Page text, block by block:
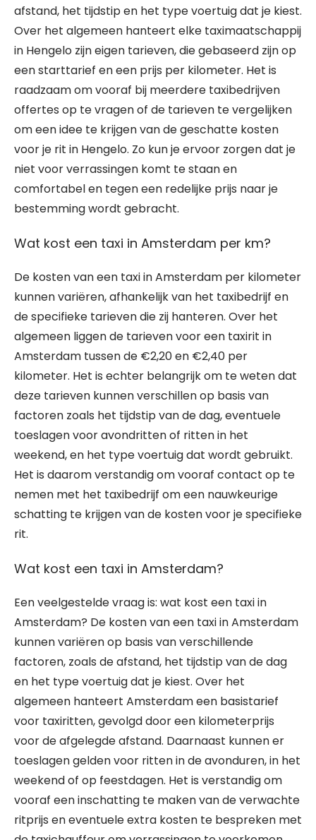
afstand, het tijdstip en het type voertuig dat je kiest.
Over het algemeen hanteert elke taximaatschappij
in Hengelo zijn eigen tarieven, die gebaseerd zijn op
een starttarief en een prijs per kilometer. Het is
raadzaam om vooraf bij meerdere taxibedrijven
offertes op te vragen of de tarieven te vergelijken
om een idee te krijgen van de geschatte kosten
voor je rit in Hengelo. Zo kun je ervoor zorgen dat je
niet voor verrassingen komt te staan en
comfortabel en tegen een redelijke prijs naar je
bestemming wordt gebracht.
Wat kost een taxi in Amsterdam per km?
De kosten van een taxi in Amsterdam per kilometer
kunnen variëren, afhankelijk van het taxibedrijf en
de specifieke tarieven die zij hanteren. Over het
algemeen liggen de tarieven voor een taxirit in
Amsterdam tussen de €2,20 en €2,40 per
kilometer. Het is echter belangrijk om te weten dat
deze tarieven kunnen verschillen op basis van
factoren zoals het tijdstip van de dag, eventuele
toeslagen voor avondritten of ritten in het
weekend, en het type voertuig dat wordt gebruikt.
Het is daarom verstandig om vooraf contact op te
nemen met het taxibedrijf om een nauwkeurige
schatting te krijgen van de kosten voor je specifieke
rit.
Wat kost een taxi in Amsterdam?
Een veelgestelde vraag is: wat kost een taxi in
Amsterdam? De kosten van een taxi in Amsterdam
kunnen variëren op basis van verschillende
factoren, zoals de afstand, het tijdstip van de dag
en het type voertuig dat je kiest. Over het
algemeen hanteert Amsterdam een basistarief
voor taxiritten, gevolgd door een kilometerprijs
voor de afgelegde afstand. Daarnaast kunnen er
toeslagen gelden voor ritten in de avonduren, in het
weekend of op feestdagen. Het is verstandig om
vooraf een inschatting te maken van de verwachte
ritprijs en eventuele extra kosten te bespreken met